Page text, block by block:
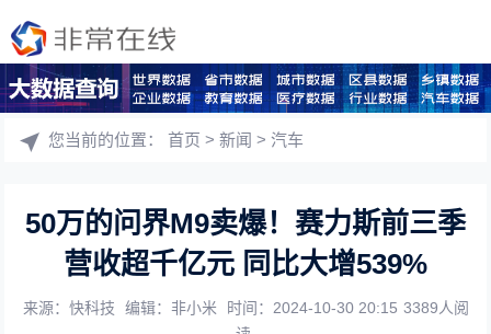
您当前的位置：首页 >新闻 >汽车
50万的问界M9卖爆！赛力斯前三季
营收超千亿元 同比大增539%
来源：快科技 编辑：非小米 时间：2024-10-30 20:15 3389人阅